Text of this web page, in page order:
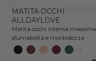
MATITA OCCHI
ALLDAYLOVE
Matita occhi intensa massima
sfumabilità e morbidezza
+2